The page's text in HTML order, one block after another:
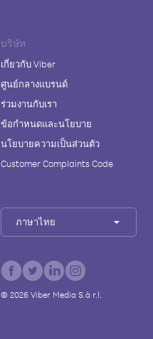
บริษัท
เกี่ยวกับ Viber
ศูนย์กลางแบรนด์
ร่วมงานกับเรา
ข้อกำหนดและนโยบาย
นโยบายความเป็นส่วนตัว
Customer Complaints Code
ภาษาไทย
© 2026Viber Media S.à r.l.